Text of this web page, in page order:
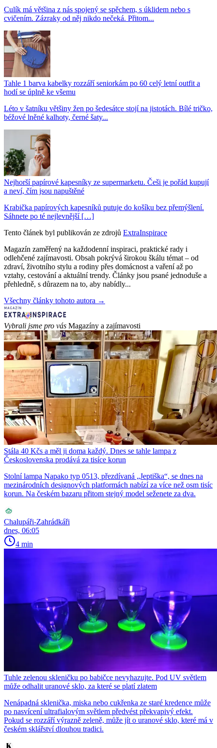
Culík má většina z nás spojený se spěchem, s úklidem nebo s
cvičením. Zázraky od něj nikdo nečeká. Přitom...
Tahle 1 barva kabelky rozzáří seniorkám po 60 celý letní outfit a
hodí se úplně ke všemu
Léto v šatníku většiny žen po šedesátce stojí na jistotách. Bílé tričko,
béžové lněné kalhoty, černé šaty...
Nejhorší papírové kapesníky ze supermarketu. Češi je pořád kupují
a neví, čím jsou napuštěné
Krabička papírových kapesníků putuje do košíku bez přemýšlení.
Sáhnete po té nejlevnější […]
Tento článek byl publikován ze zdrojů ExtraInspirace
Magazín zaměřený na každodenní inspiraci, praktické rady i
odlehčené zajímavosti. Obsah pokrývá širokou škálu témat – od
zdraví, životního stylu a rodiny přes domácnost a vaření až po
vztahy, cestování a aktuální trendy. Články jsou psané jednoduše a
přehledně, s důrazem na to, aby nabídly...
Všechny články tohoto autora →
Vybrali jsme pro vás Magazíny a zajímavosti
Stála 40 Kčs a měl ji doma každý. Dnes se tahle lampa z
Československa prodává za tisíce korun
Stolní lampa Napako typ 0513, přezdívaná „Jeptiška“, se dnes na
mezinárodních designových platformách nabízí za více než osm tisíc
korun. Na českém bazaru přitom stejný model seženete za dva.
Chalupáři-Zahrádkáři
dnes, 06:05
4 min
Tuhle zelenou skleničku po babičce nevyhazujte. Pod UV světlem
může odhalit uranové sklo, za které se platí zlatem
Nenápadná sklenička, miska nebo cukřenka ze staré kredence může
po nasvícení ultrafialovým světlem předvést překvapivý efekt.
Pokud se rozzáří výrazně zeleně, může jít o uranové sklo, které má v
českém sklářství dlouhou tradici.